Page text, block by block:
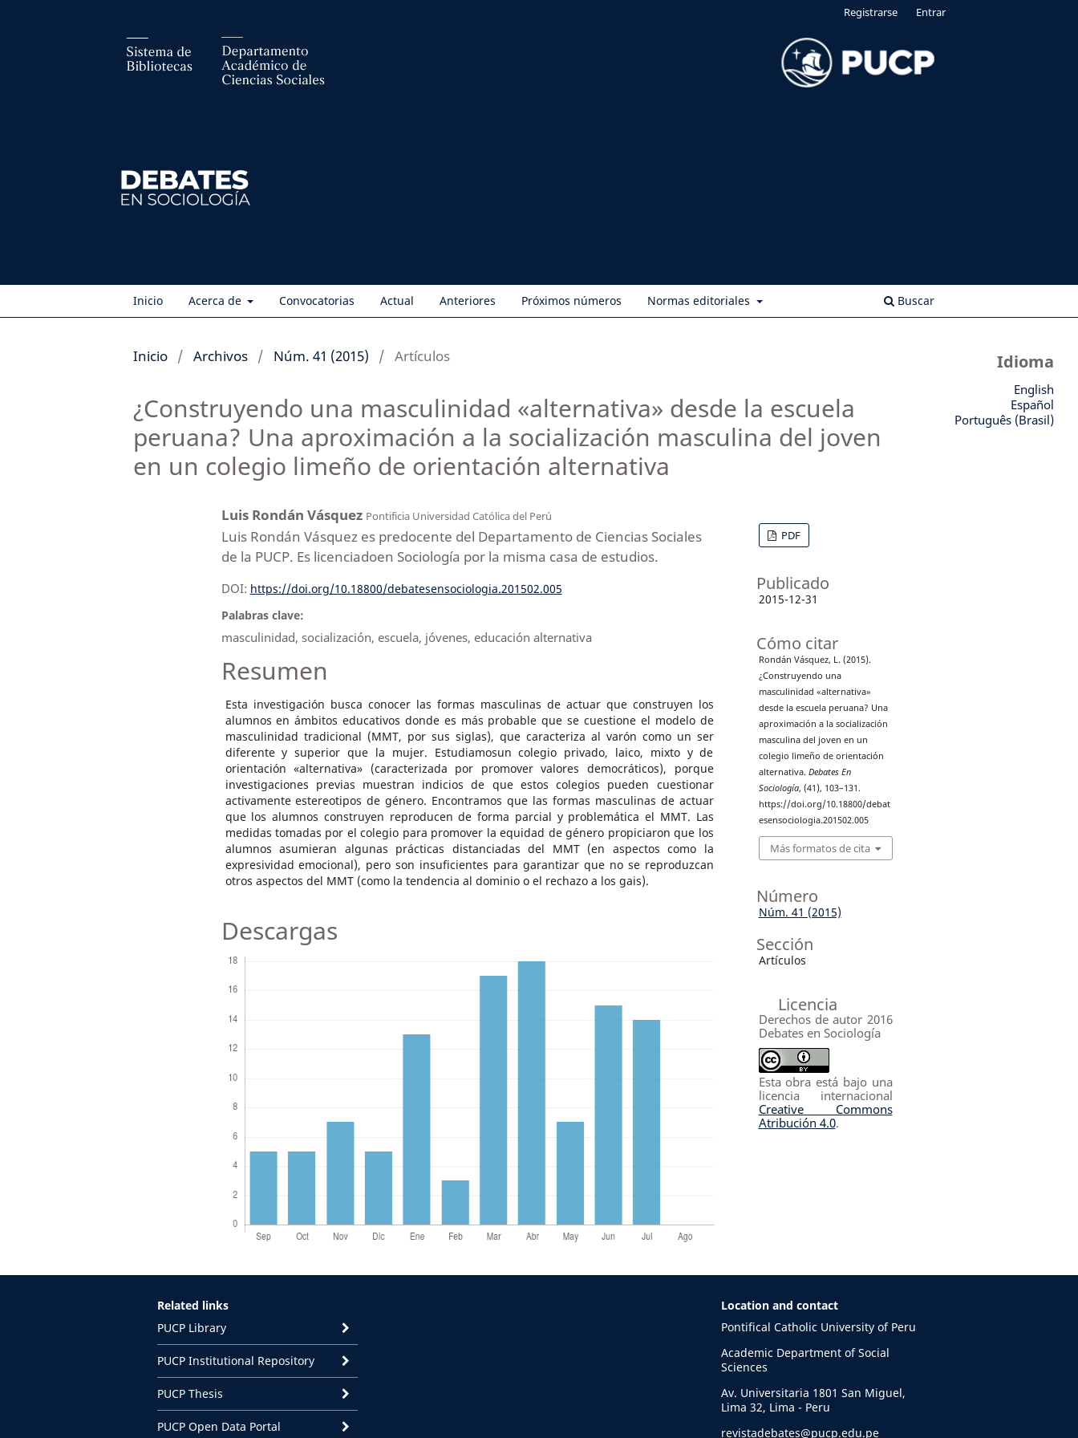
Inicio Acerca de Convocatorias Actual Anteriores Próximos números Normas editoriales Buscar
Registrarse Entrar
Inicio / Archivos / Núm. 41 (2015) / Artículos
¿Construyendo una masculinidad «alternativa» desde la escuela
peruana? Una aproximación a la socialización masculina del joven
en un colegio limeño de orientación alternativa
Luis Rondán Vásquez Pontificia Universidad Católica del Perú
Luis Rondán Vásquez es predocente del Departamento de Ciencias Sociales
de la PUCP. Es licenciadoen Sociología por la misma casa de estudios.
DOI: https://doi.org/10.18800/debatesensociologia.201502.005
Palabras clave:
masculinidad, socialización, escuela, jóvenes, educación alternativa
Resumen
Esta investigación busca conocer las formas masculinas de actuar que construyen los
alumnos en ámbitos educativos donde es más probable que se cuestione el modelo de
masculinidad tradicional (MMT, por sus siglas), que caracteriza al varón como un ser
diferente y superior que la mujer. Estudiamosun colegio privado, laico, mixto y de
orientación «alternativa» (caracterizada por promover valores democráticos), porque
investigaciones previas muestran indicios de que estos colegios pueden cuestionar
activamente estereotipos de género. Encontramos que las formas masculinas de actuar
que los alumnos construyen reproducen de forma parcial y problemática el MMT. Las
medidas tomadas por el colegio para promover la equidad de género propiciaron que los
alumnos asumieran algunas prácticas distanciadas del MMT (en aspectos como la
expresividad emocional), pero son insuficientes para garantizar que no se reproduzcan
otros aspectos del MMT (como la tendencia al dominio o el rechazo a los gais).
Descargas
PDF
Publicado
2015-12-31
Cómo citar
Rondán Vásquez, L. (2015).
¿Construyendo una
masculinidad «alternativa»
desde la escuela peruana? Una
aproximación a la socialización
masculina del joven en un
colegio limeño de orientación
alternativa. Debates En
Sociología, (41), 103–131.
https://doi.org/10.18800/debat
esensociologia.201502.005
Más formatos de cita
Número
Núm. 41 (2015)
Sección
Artículos
Licencia
Derechos de autor 2016
Debates en Sociología
Esta obra está bajo una
licencia internacional
Creative Commons
Atribución 4.0.
Idioma
English
Español
Português (Brasil)
Related links
PUCP Library
PUCP Institutional Repository
PUCP Thesis
PUCP Open Data Portal
Location and contact
Pontifical Catholic University of Peru
Academic Department of Social
Sciences
Av. Universitaria 1801 San Miguel,
Lima 32, Lima - Peru
revistadebates@pucp.edu.pe